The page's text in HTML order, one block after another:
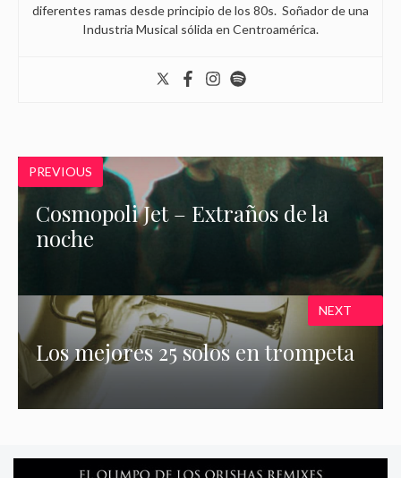
diferentes ramas desde principio de los 80s. Soñador de una
Industria Musical sólida en Centroamérica.
PREVIOUS
Cosmopoli Jet – Extraños de la
noche
Los mejores 25 solos en trompeta
NEXT